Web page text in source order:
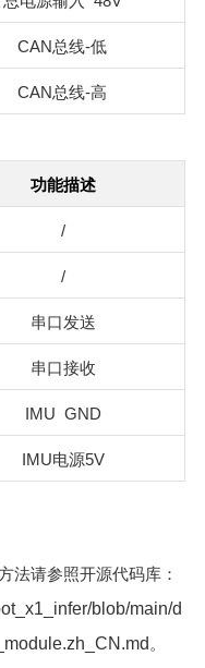
CAN总线-低
CAN总线-高
功能描述
/
/
串口发送
串口接收
IMU GND
IMU电源5V
法请参照开源代码库：
blob/main/d
。